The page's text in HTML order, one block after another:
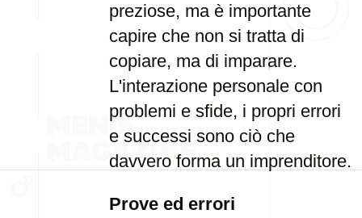
preziose, ma è importante
capire che non si tratta di
copiare, ma di imparare.
L'interazione personale con
problemi e sfide, i propri errori
e successi sono ciò che
davvero forma un imprenditore.
Prove ed errori